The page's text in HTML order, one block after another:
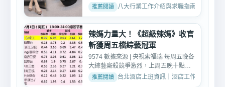
如何準備、怎麼回答問題...
八大行業工作介紹與求職指南 · 2026-
辣媽力量大！《超級辣媽》收官
斬獲周五檔綜藝冠軍
9574 數據來源 | 央視索福瑞 每周五晚各
大綜藝廝殺競爭激烈，上周五晚十點檔
珠江頻道《超級辣媽...台北酒店上班資訊｜酒店工作內容與薪